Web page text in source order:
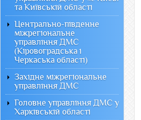
та Київській області
Центрально-південне
міжрегіональне
управління ДМС
(Кіровоградська і
Черкаська області)
Західне міжрегіональне
управління ДМС
Головне управління ДМС у
Харківській області